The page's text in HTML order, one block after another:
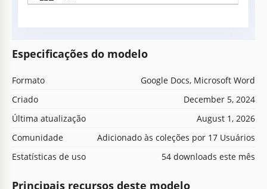
Especificações do modelo
Formato
Google Docs, Microsoft Word
Criado
December 5, 2024
Última atualização
August 1, 2026
Comunidade
Adicionado às coleções por 17 Usuários
Estatísticas de uso
54 downloads este mês
Principais recursos deste modelo